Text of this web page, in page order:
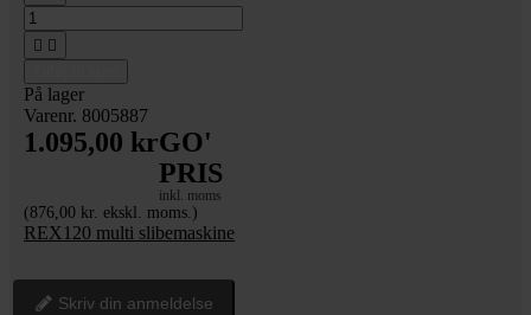
 
På lager
Varenr. 8005887
1.095,00 krGO'
PRIS
inkl. moms
(876,00 kr. ekskl. moms.)
REX120 multi slibemaskine
Skriv din anmeldelse